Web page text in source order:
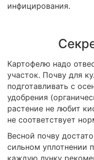
инфицирования.
Картофелю надо
участок. Почву для
подготавливать с
удобрения
растение не любит
не соответствует
Весной почву
сильном уплотнении
каждую лунку